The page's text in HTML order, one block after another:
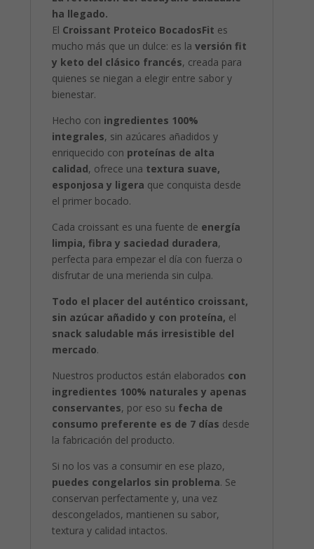
ha llegado.
El Croissant Proteico BocadosFit es
mucho más que un dulce: es laversión fit
y keto del clásico francés, creada para
quienes se niegan a elegir entre sabor y
bienestar.
Hecho con ingredientes 100%
integrales, sin azúcares añadidos y
enriquecido con proteínas de alta
calidad, ofrece una textura suave,
esponjosa y ligera que conquista desde
el primer bocado.
Cada croissant es una fuente de energía
limpia, fibra y saciedad duradera,
perfecta para empezar el día con fuerza o
disfrutar de una merienda sin culpa.
Todo el placer del auténtico croissant,
sin azúcar añadido y con proteína, el
snack saludable más irresistible del
mercado.
Nuestros productos están elaborados con
ingredientes 100% naturales y apenas
conservantes, por eso su fecha de
consumo preferente es de 7 días desde
la fabricación del producto.
Si no los vas a consumir en ese plazo,
puedes congelarlos sin problema. Se
conservan perfectamente y, una vez
descongelados, mantienen su sabor,
textura y calidad intactos.